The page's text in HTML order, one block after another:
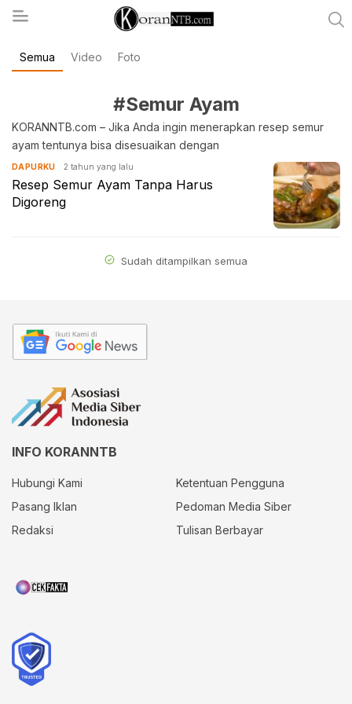
koranntb.com
Semua Video Foto
#Semur Ayam
KORANNTB.com – Jika Anda ingin menerapkan resep semur
ayam tentunya bisa disesuaikan dengan
DAPURKU 2 tahun yang lalu
Resep Semur Ayam Tanpa Harus
Digoreng
Sudah ditampilkan semua
INFO KORANNTB
Hubungi Kami
Ketentuan Pengguna
Pasang Iklan
Pedoman Media Siber
Redaksi
Tulisan Berbayar